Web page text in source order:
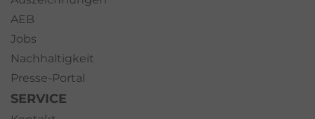
AEB
Jobs
Nachhaltigkeit
Presse-Portal
SERVICE